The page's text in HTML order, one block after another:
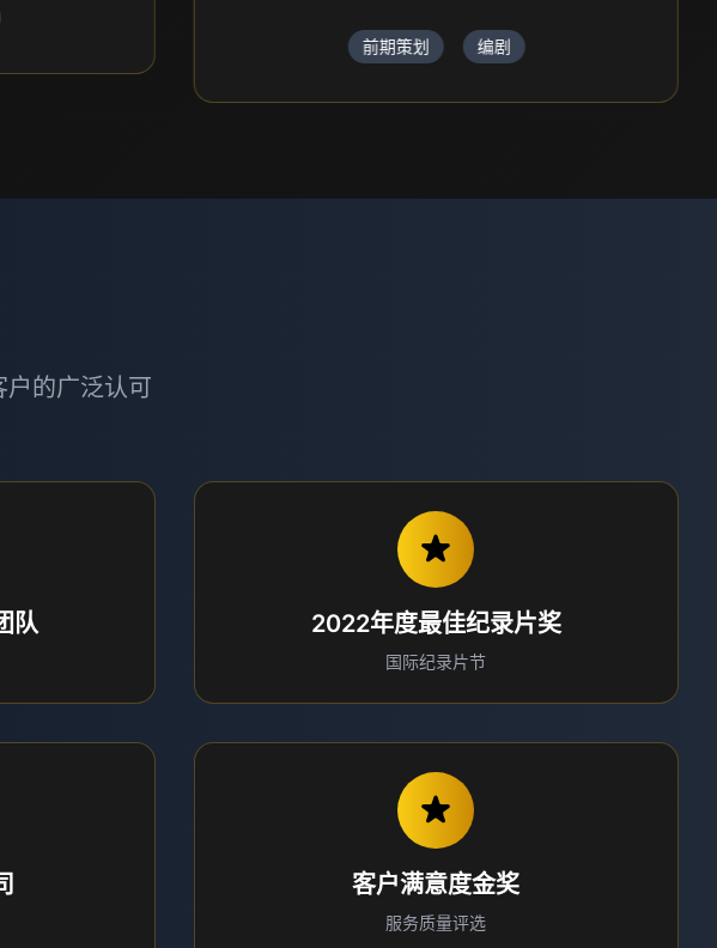
创意策划 导演
的广泛认可
队 2022年度最佳纪录片奖
国际纪录片节
客户满意度金奖
服务质量评选